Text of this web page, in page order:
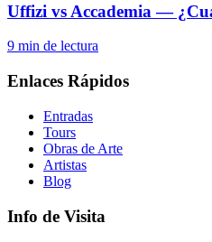
Uffizi vs Accademia —
9 min de lectura
Enlaces Rápidos
Entradas
Tours
Obras de Arte
Artistas
Blog
Info de Visita